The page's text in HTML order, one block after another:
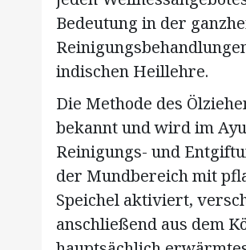
Bedeutung in der
indischen Heillehre.
Die Methode des
bekannt und wird im
Reinigungs- und
der Mundbereich mit
Speichel aktiviert,
anschließend aus dem